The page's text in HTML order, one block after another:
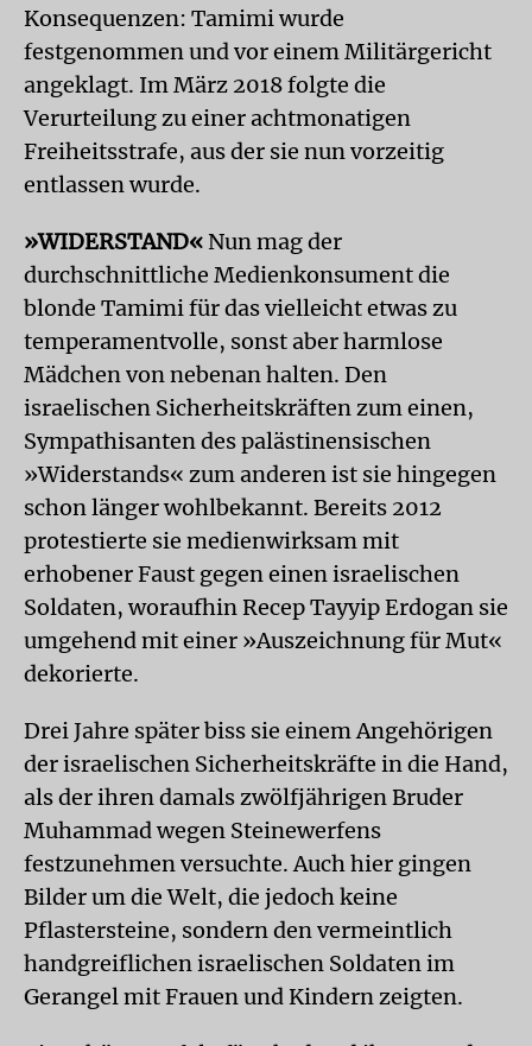
Konsequenzen: Tamimi wurde
festgenommen und vor einem Militärgericht
angeklagt. Im März 2018 folgte die
Verurteilung zu einer achtmonatigen
Freiheitsstrafe, aus der sie nun vorzeitig
entlassen wurde.
»WIDERSTAND« Nun mag der
durchschnittliche Medienkonsument die
blonde Tamimi für das vielleicht etwas zu
temperamentvolle, sonst aber harmlose
Mädchen von nebenan halten. Den
israelischen Sicherheitskräften zum einen,
Sympathisanten des palästinensischen
»Widerstands« zum anderen ist sie hingegen
schon länger wohlbekannt. Bereits 2012
protestierte sie medienwirksam mit
erhobener Faust gegen einen israelischen
Soldaten, woraufhin Recep Tayyip Erdogan sie
umgehend mit einer »Auszeichnung für Mut«
dekorierte.
Drei Jahre später biss sie einem Angehörigen
der israelischen Sicherheitskräfte in die Hand,
als der ihren damals zwölfjährigen Bruder
Muhammad wegen Steinewerfens
festzunehmen versuchte. Auch hier gingen
Bilder um die Welt, die jedoch keine
Pflastersteine, sondern den vermeintlich
handgreiflichen israelischen Soldaten im
Gerangel mit Frauen und Kindern zeigten.